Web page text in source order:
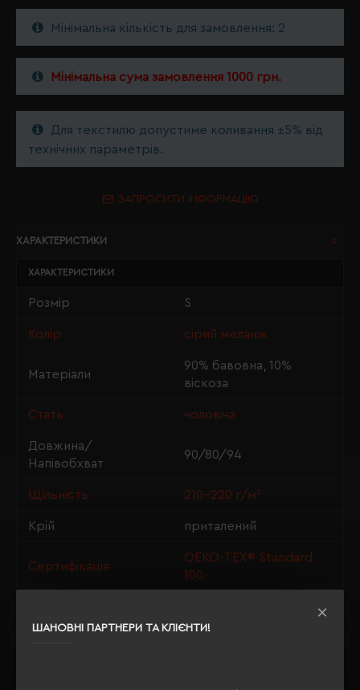
ШАНОВНІ ПАРТНЕРИ ТА КЛІЄНТИ!
Мінімальна кількість для замовлення: 2
Мінімальна сума замовлення 1000 грн.
Для текстилю допустиме коливання ±5% від
технічних параметрів.
ЗАПРОСИТИ ІНФОРМАЦІЮ
ХАРАКТЕРИСТИКИ
ХАРАКТЕРИСТИКИ
Розмір S
Колір сірий меланж
Матеріали
90% бавовна, 10%
віскоза
Стать чоловіча
Довжина/
Напівобхват
90/80/94
Щільність 210-220 г/м²
Крій приталений
Сертифікація
OEKO-TEX® Standard
100